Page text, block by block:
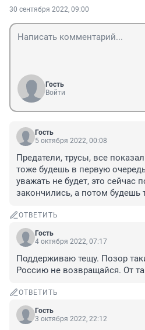
30 сентября 2022, 09:00
Гость
Войти
Гость
5 октября 2022, 00:08
Предатели, трусы, все
тоже будешь в первую
уважать не будет, это сейчас
закончились, а потом будешь
ОТВЕТИТЬ
Гость
4 октября 2022, 07:17
Поддерживаю тещу. Позор
Россию не возвращайся. От
ОТВЕТИТЬ
Гость
3 октября 2022, 22:12